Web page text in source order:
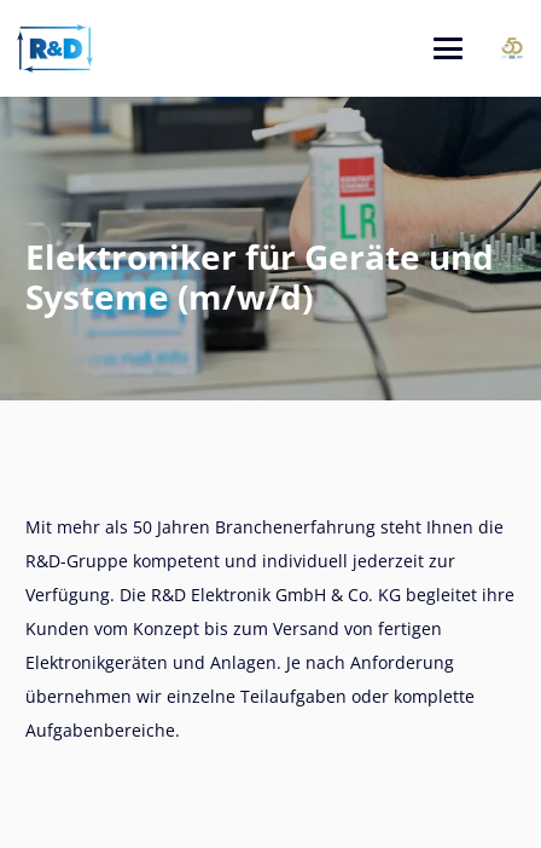
Elektroniker für Geräte und
Systeme (m/w/d)
Mit mehr als 50 Jahren Branchenerfahrung steht Ihnen die
R&D-Gruppe kompetent und individuell jederzeit zur
Verfügung. Die R&D Elektronik GmbH & Co. KG begleitet ihre
Kunden vom Konzept bis zum Versand von fertigen
Elektronikgeräten und Anlagen. Je nach Anforderung
übernehmen wir einzelne Teilaufgaben oder komplette
Aufgabenbereiche.